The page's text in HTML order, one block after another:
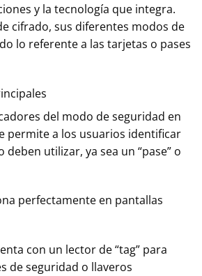
y la tecnología que integra.
cifrado, sus diferentes modos de
lo referente a las tarjetas o pases
del modo de seguridad en
permite a los usuarios identificar
utilizar, ya sea un “pase” o
perfectamente en pantallas
con un lector de “tag” para
de seguridad o llaveros